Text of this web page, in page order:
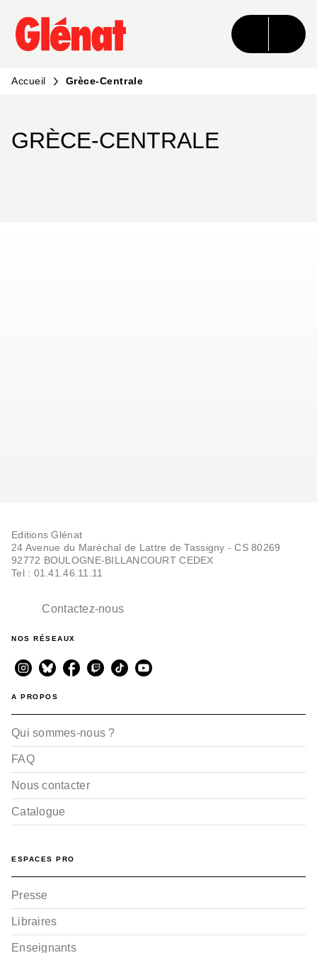
MENU RECHERCHE CONTENU
PIED DE PAGE
Accueil Grèce-Centrale
GRÈCE-CENTRALE
Editions Glénat
24 Avenue du Maréchal de Lattre de Tassigny - CS 80269
92772 BOULOGNE-BILLANCOURT CEDEX
Tel : 01.41.46.11.11
Contactez-nous
NOS RÉSEAUX
A PROPOS
Qui sommes-nous ?
FAQ
Nous contacter
Catalogue
ESPACES PRO
Presse
Libraires
Enseignants